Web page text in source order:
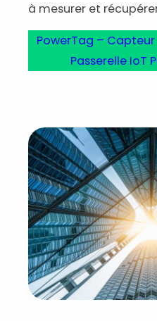
à mesurer et
PowerTag – Capteur
Passerelle IoT